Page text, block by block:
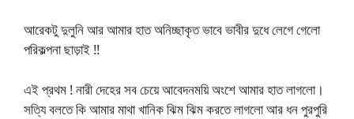
আরেকটু দুলুনি আর আমার হাত অনিচ্ছাকৃত ভাবে ভাবীর দুধে লেগে গেলো
পরিকল্পনা ছাড়াই !!
এই প্রথম ! নারী দেহের সব চেয়ে আবেদনময়ি অংশে আমার হাত লাগলো।
সত্যি বলতে কি আমার মাথা খানিক ঝিম ঝিম করতে লাগলো আর ধন পুরপুরি